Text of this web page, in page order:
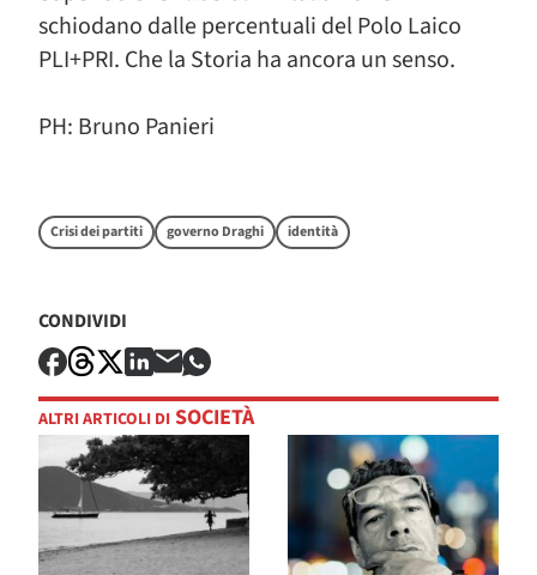
schiodano dalle percentuali del Polo Laico
PLI+PRI. Che la Storia ha ancora un senso.
PH: Bruno Panieri
Crisi dei partiti governo Draghi identità
CONDIVIDI
ALTRI ARTICOLI DI SOCIETÀ